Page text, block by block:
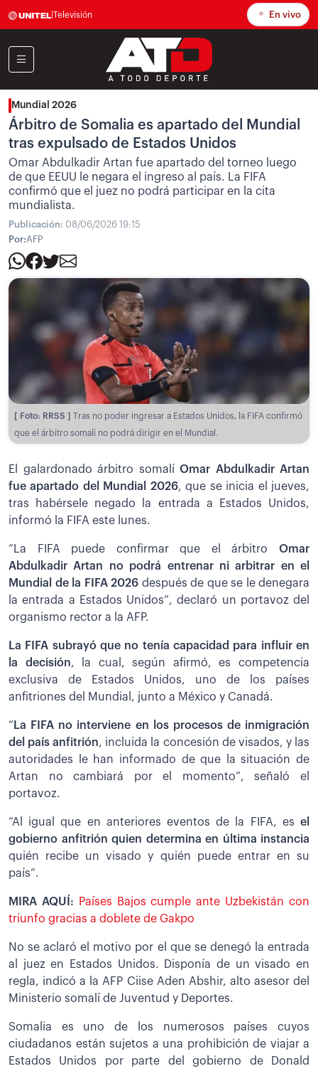
Televisión En vivo
Mundial 2026
Árbitro de Somalia es apartado del Mundial
tras expulsado de Estados Unidos
Omar Abdulkadir Artan fue apartado del torneo luego
de que EEUU le negara el ingreso al país. La FIFA
confirmó que el juez no podrá participar en la cita
mundialista.
Publicación: 08/06/2026 19:15
Por:AFP
[ Foto: RRSS ] Tras no poder ingresar a Estados Unidos, la FIFA confirmó
que el árbitro somalí no podrá dirigir en el Mundial.
El galardonado árbitro somalí Omar Abdulkadir Artan
fue apartado del Mundial 2026, que se inicia el jueves,
tras habérsele negado la entrada a Estados Unidos,
informó la FIFA este lunes.
“La FIFA puede confirmar que el árbitro Omar
Abdulkadir Artan no podrá entrenar ni arbitrar en el
Mundial de la FIFA 2026 después de que se le denegara
la entrada a Estados Unidos”, declaró un portavoz del
organismo rector a la AFP.
La FIFA subrayó que no tenía capacidad para influir en
la decisión, la cual, según afirmó, es competencia
exclusiva de Estados Unidos, uno de los países
anfitriones del Mundial, junto a México y Canadá.
“ La FIFA no interviene en los procesos de inmigración
del país anfitrión, incluida la concesión de visados, y las
autoridades le han informado de que la situación de
Artan no cambiará por el momento”, señaló el
portavoz.
“Al igual que en anteriores eventos de la FIFA, es el
gobierno anfitrión quien determina en última instancia
quién recibe un visado y quién puede entrar en su
país”.
MIRA AQUÍ:
Países Bajos cumple ante Uzbekistán con
triunfo gracias a doblete de Gakpo
No se aclaró el motivo por el que se denegó la entrada
al juez en Estados Unidos. Disponía de un visado en
regla, indicó a la AFP Ciise Aden Abshir, alto asesor del
Ministerio somalí de Juventud y Deportes.
Somalia es uno de los numerosos países cuyos
ciudadanos están sujetos a una prohibición de viajar a
Estados Unidos por parte del gobierno de Donald